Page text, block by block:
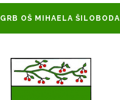
GRB OŠ MIHAELA ŠILOBODA